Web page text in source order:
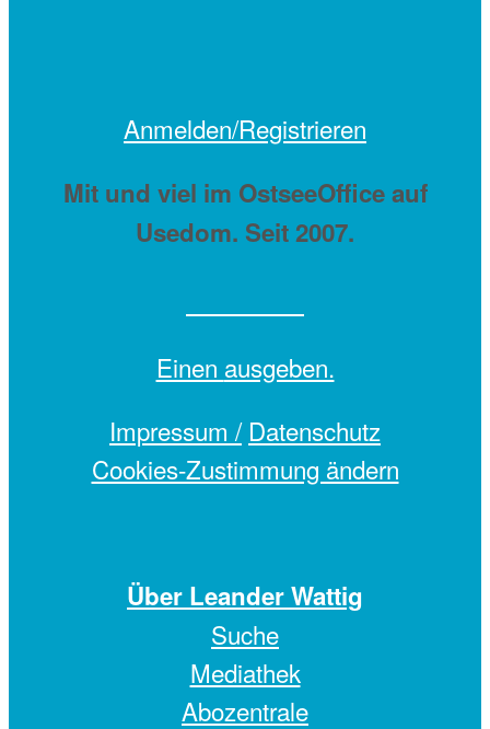
Anmelden/Registrieren
Mit und viel im OstseeOffice auf
Usedom. Seit 2007.
Einen ausgeben.
Impressum / Datenschutz
Cookies-Zustimmung ändern
Über Leander Wattig
Suche
Mediathek
Abozentrale